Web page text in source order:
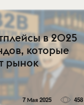
в 2025
которые
рынок
7 Мая 2025 458